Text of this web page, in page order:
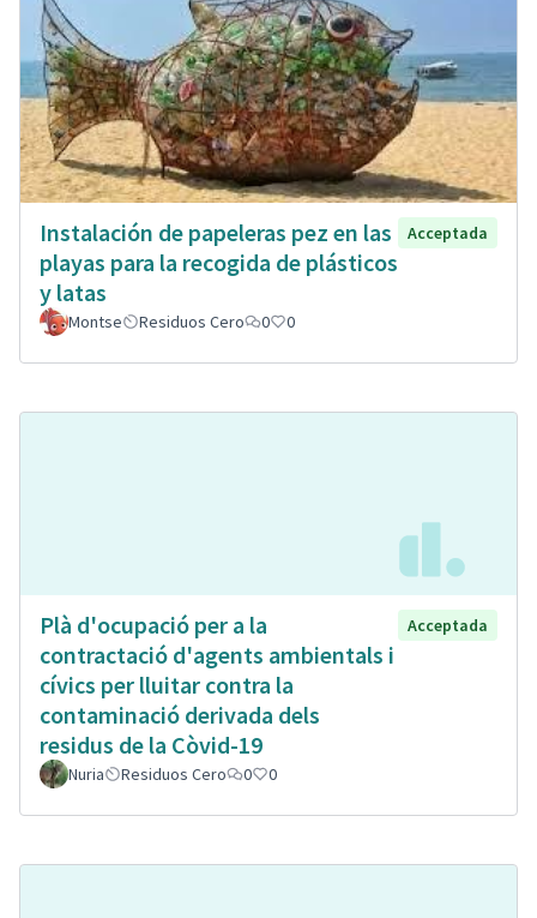
Instalación de papeleras pez en las
playas para la recogida de plásticos
y latas
Acceptada
Montse Residuos Cero 0 0
Plà d'ocupació per a la
contractació d'agents ambientals i
cívics per lluitar contra la
contaminació derivada dels
residus de la Còvid-19
Acceptada
Nuria Residuos Cero 0 0